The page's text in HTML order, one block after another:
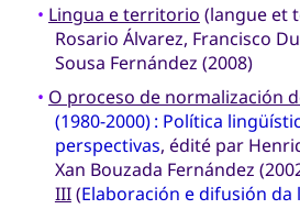
• Lingua e territorio (langue et
Rosario Álvarez, Francisco
Sousa Fernández (2008)
• O proceso de normalización
(1980-2000) : Política
perspectivas, édité par
Xan Bouzada Fernández
III(Elaboración e difusión da